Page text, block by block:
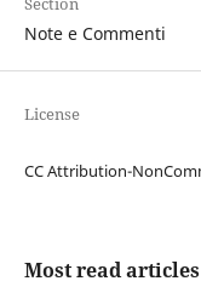
Note e Commenti
License
CC Attribution-
Most read